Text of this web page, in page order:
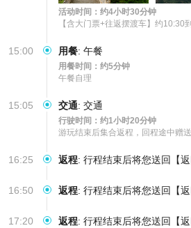
活动时间：约4小时30分钟
【含大门票+往返摆渡车】约
15:00 用餐: 午餐
用餐时间：约5分钟
午餐自理
15:05 交通: 交通
行驶时间：约1小时20分钟
游玩结束后集合返程，回程途中赠
16:25 返程: 行程结束后将您送回【
16:50 返程: 行程结束后将您送回【
17:20 返程: 行程结束后将您送回【